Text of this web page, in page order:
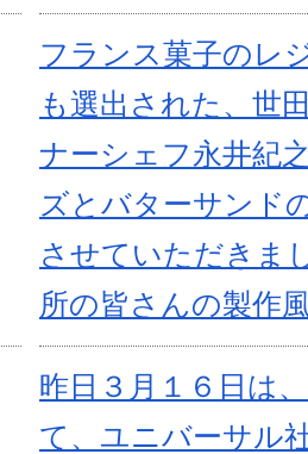
フランス菓子のレ
も選出された、世
ナーシェフ永井紀
ズとバターサンド
させていただきま
所の皆さんの製作
昨日３月１６日は
て、ユニバーサル